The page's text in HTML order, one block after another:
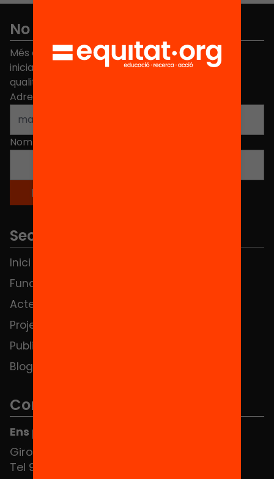
No et perdis res
Més de 40.000 persones ja han triat Equitat. Rep
iniciatives, propostes i projectes per millorar la
qualitat de l'educació a Catalunya.
Adreça electrònica
Nom
Seccions
Inici
Fundació
Actes
Projectes
Publicacions i vídeos
Blog
Contacte
Ens pots trobar al Hub Social
Girona 34, interior 08010 Barcelona
Tel 934 588 700